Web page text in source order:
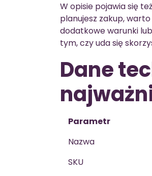
W opisie pojawia się
planujesz zakup,
dodatkowe warunki
tym, czy uda się
Dane
Parametr
Nazwa
SKU